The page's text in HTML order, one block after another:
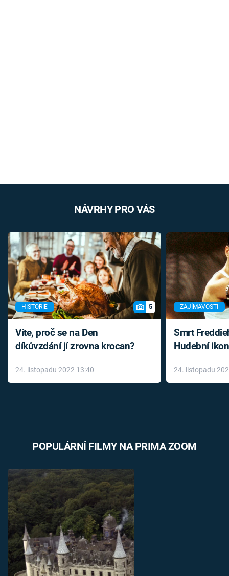
NÁVRHY PRO VÁS
HISTORIE 5
Víte, proč se na Den
díkůvzdání jí zrovna krocan?
24. listopadu 2022 13:40
ZAJÍMAVOSTI
Smrt
Hudební
léky
24. listopadu
POPULÁRNÍ FILMY NA PRIMA ZOOM